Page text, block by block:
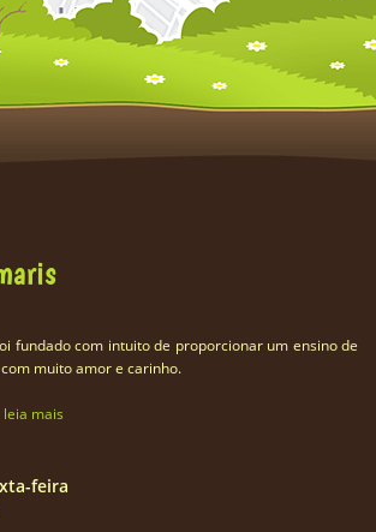
fundado com intuito de proporcionar um ensino de
muito amor e carinho.
leia mais
feira